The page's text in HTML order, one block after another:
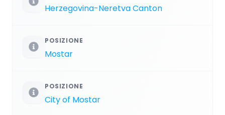
Herzegovina-Neretva Canton
POSIZIONE
Mostar
POSIZIONE
City of Mostar